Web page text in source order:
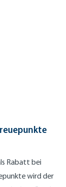
Rabatt bei
wird der